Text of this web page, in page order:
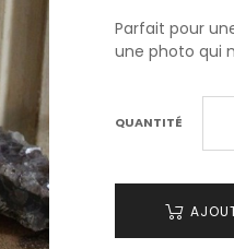
Parfait pour
une photo qui
QUANTITÉ